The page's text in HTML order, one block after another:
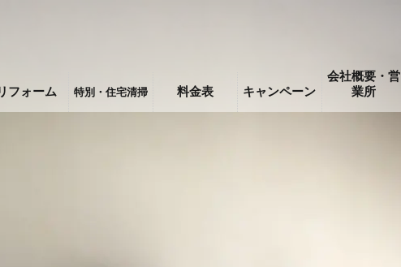
フォーム 特別・住宅清掃 料金表 キャンペーン
会社概要・営
業所